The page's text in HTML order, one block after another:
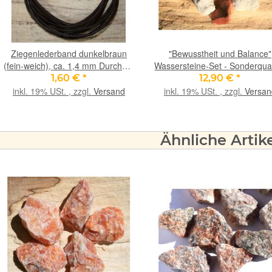
Ziegenlederband dunkelbraun
(fein-weich), ca. 1,4 mm Durchm.,
ca. 1 m lang
1,60 € *
inkl. 19% USt. , zzgl. Versand
"Bewusstheit und Balance"
Wassersteine-Set -
- ca. 100 g im Natur-
Baumwollbeutel
12,90 €*
inkl. 19% USt. , zzgl.
Ähnliche